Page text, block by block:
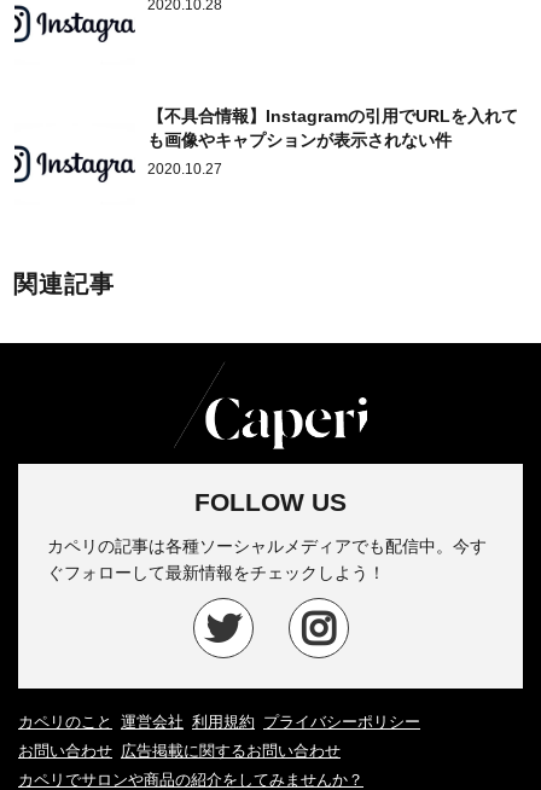
2020.10.28
【不具合情報】Instagramの引用でURLを入れて
も画像やキャプションが表示されない件
2020.10.27
関連記事
FOLLOW US
カペリの記事は各種ソーシャルメディアでも配信中。今す
ぐフォローして最新情報をチェックしよう！
カペリのこと 運営会社 利用規約 プライバシーポリシー
お問い合わせ 広告掲載に関するお問い合わせ
カペリでサロンや商品の紹介をしてみませんか？